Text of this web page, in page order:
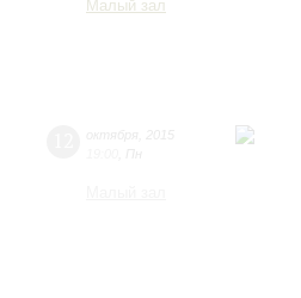
Малый зал